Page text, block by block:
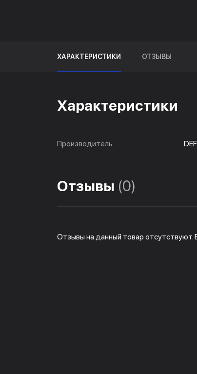
ХАРАКТЕРИСТИКИ ОТЗЫВЫ
Характеристики
Производитель
Отзывы (0)
Отзывы на данный товар